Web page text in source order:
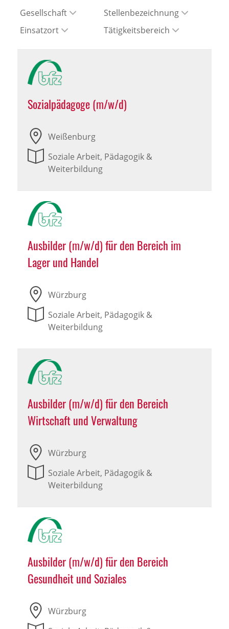
Gesellschaft
Stellenbezeichnung
Einsatzort
Tätigkeitsbereich
Sozialpädagoge (m/w/d)
Weißenburg
Soziale Arbeit, Pädagogik &
Weiterbildung
Ausbilder (m/w/d) für den Bereich im
Lager und Handel
Würzburg
Soziale Arbeit, Pädagogik &
Weiterbildung
Ausbilder (m/w/d) für den Bereich
Wirtschaft und Verwaltung
Würzburg
Soziale Arbeit, Pädagogik &
Weiterbildung
Ausbilder (m/w/d) für den Bereich
Gesundheit und Soziales
Würzburg